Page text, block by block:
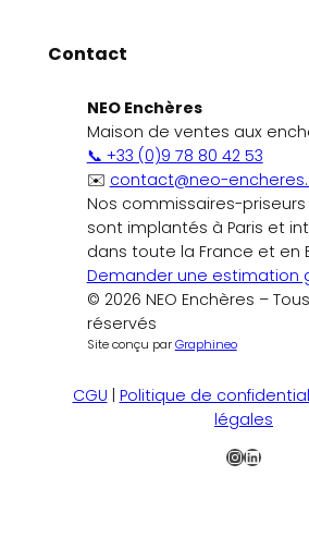
Contact
NEO Enchères
Maison de ventes aux
📞 +33 (0)9 78 80 42 53
✉️ contact@neo-
Nos commissaires-
sont implantés à Paris et
dans toute la France et en
Demander une estimation
© 2026 NEO Enchères –
réservés
Site conçu parGraphineo
CGU Politique de
légales
Instagram
LinkedIn